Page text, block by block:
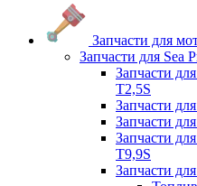
Запчасти для
Запчасти для Sea
Запчасти
Т2,5S
Запчасти
Запчасти
Запчасти
T9,9S
Запчасти